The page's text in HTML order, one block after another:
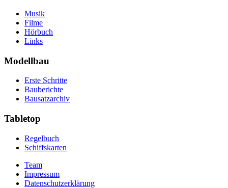
Musik
Filme
Hörbuch
Links
Modellbau
Erste Schritte
Bauberichte
Bausatzarchiv
Tabletop
Regelbuch
Schiffskarten
Team
Impressum
Datenschutzerklärung